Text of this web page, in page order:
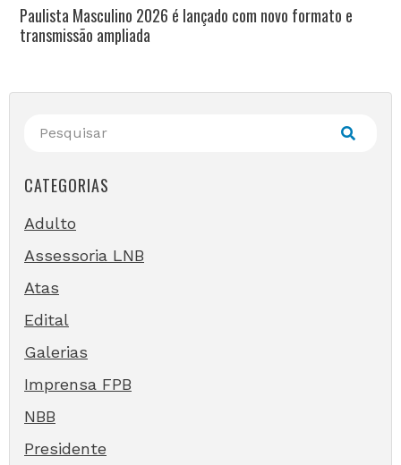
Paulista Masculino 2026 é lançado com novo formato e
transmissão ampliada
CATEGORIAS
Adulto
Assessoria LNB
Atas
Edital
Galerias
Imprensa FPB
NBB
Presidente